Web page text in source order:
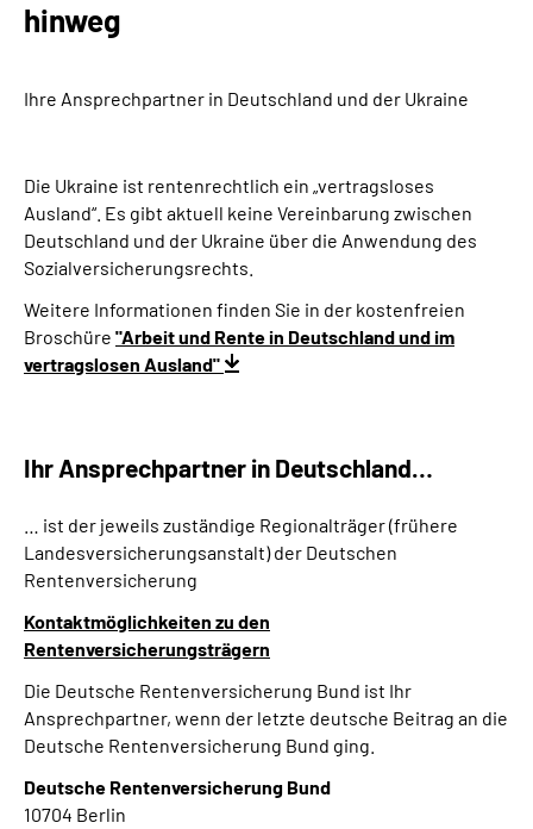
Language
Inhalte in Gebärdensprache (DGS)
Leichte Sprache
hinweg
Ihre Ansprechpartner in Deutschland und der Ukraine
Die Ukraine ist rentenrechtlich ein „vertragsloses
Ausland“. Es gibt aktuell keine Vereinbarung zwischen
Deutschland und der Ukraine über die Anwendung des
Sozialversicherungsrechts.
Weitere Informationen finden Sie in der kostenfreien
Broschüre "Arbeit und Rente in Deutschland und im
vertragslosen Ausland"
Ihr Ansprechpartner in Deutschland…
… ist der jeweils zuständige Regionalträger (frühere
Landesversicherungsanstalt) der Deutschen
Rentenversicherung
Kontaktmöglichkeiten zu den
Rentenversicherungsträgern
Die Deutsche Rentenversicherung Bund ist Ihr
Ansprechpartner, wenn der letzte deutsche Beitrag an die
Deutsche Rentenversicherung Bund ging.
Deutsche Rentenversicherung Bund
10704 Berlin